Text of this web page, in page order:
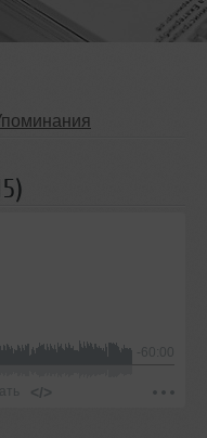
-60:00
</>